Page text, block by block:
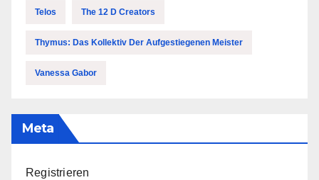
Telos The 12 D Creators
Thymus: Das Kollektiv Der Aufgestiegenen Meister
Vanessa Gabor
Meta
Registrieren